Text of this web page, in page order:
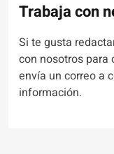
Trabaja con
Si te gusta
con nosotros para
envía un correo a
información.